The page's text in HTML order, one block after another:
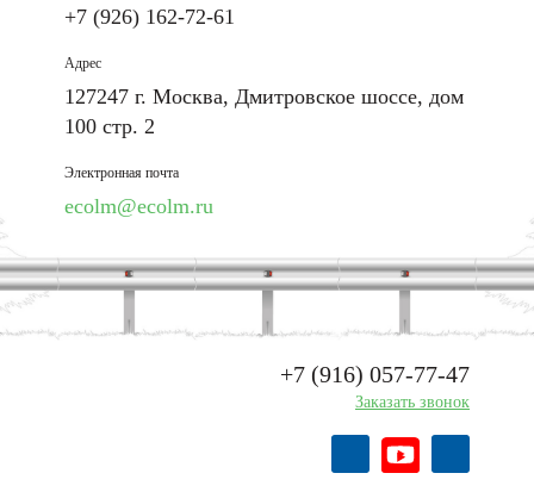
+7 (926) 162-72-61
Адрес
127247 г. Москва, Дмитровское шоссе, дом
100 стр. 2
Электронная почта
ecolm@ecolm.ru
+7 (916) 057-77-47
Заказать звонок